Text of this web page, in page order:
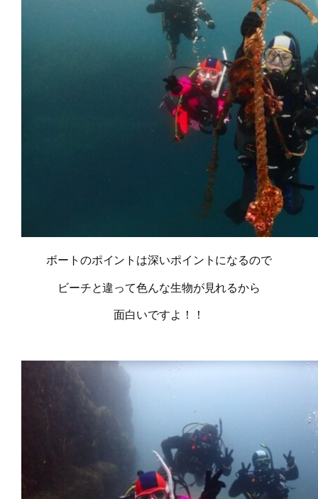
ボートのポイントは深いポイントになるので
ビーチと違って色んな生物が見れるから
面白いですよ！！